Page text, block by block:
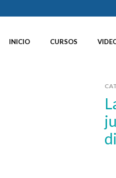
INICIO CURSOS
La transformación digital en la